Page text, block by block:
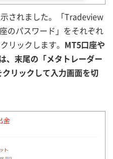
されました。「Tradeview
のパスワード」をそれぞれ
リックします。 MT5口座や
、末尾の「メタトレーダー
リックして入力画面を切